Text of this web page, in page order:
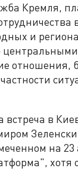
Кремля,
и
отношения,
в
на 23
хотя